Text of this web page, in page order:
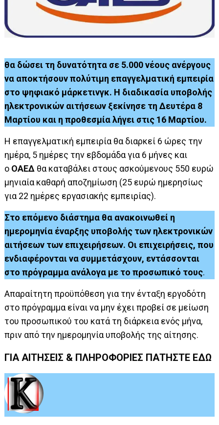
θα δώσει τη δυνατότητα σε 5.000 νέους ανέργους
να αποκτήσουν πολύτιμη επαγγελματική εμπειρία
στο ψηφιακό μάρκετινγκ. Η διαδικασία υποβολής
ηλεκτρονικών αιτήσεων ξεκίνησε τη Δευτέρα 8
Μαρτίου και η προθεσμία λήγει στις 16 Μαρτίου.
Η επαγγελματική εμπειρία θα διαρκεί 6 ώρες την
ημέρα, 5 ημέρες την εβδομάδα για 6 μήνες και
ο ΟΑΕΔ θα καταβάλει στους ασκούμενους 550 ευρώ
μηνιαία καθαρή αποζημίωση (25 ευρώ ημερησίως
για 22 ημέρες εργασιακής εμπειρίας).
Στο επόμενο διάστημα θα ανακοινωθεί η
ημερομηνία έναρξης υποβολής των ηλεκτρονικών
αιτήσεων των επιχειρήσεων. Οι επιχειρήσεις, που
ενδιαφέρονται να συμμετάσχουν, εντάσσονται
στο πρόγραμμα ανάλογα με το προσωπικό τους.
Απαραίτητη προϋπόθεση για την ένταξη εργοδότη
στο πρόγραμμα είναι να μην έχει προβεί σε μείωση
του προσωπικού του κατά τη διάρκεια ενός μήνα,
πριν από την ημερομηνία υποβολής της αίτησης.
ΓΙΑ ΑΙΤΗΣΕΙΣ & ΠΛΗΡΟΦΟΡΙΕΣ ΠΑΤΗΣΤΕ ΕΔΩ